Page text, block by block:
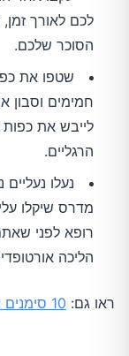
לכם לאורך
הסוכר שלכם.
שטפו את
חמימים וסבון
לייבש את כפות
הרגליים.
נעלו
מדרס שיקלו
רופא לפני
הליכה
ראו גם: 10 סימנים מקדימים לסוכרת שלא כדאי להתעלם מהם